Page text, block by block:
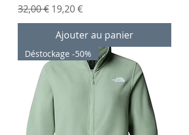
Prix original
32,00 € Prix promotionnel
19,20 €
Ajouter au panier
Déstockage -50%